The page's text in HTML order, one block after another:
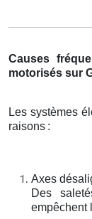
Causes
motorisés sur
Les systèmes
raisons :
Axes
Des
empêchent